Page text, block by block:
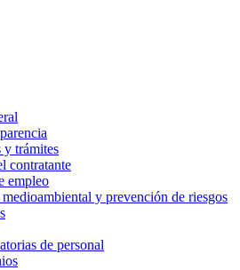
y trámites
contratante
empleo
y prevención de riesgos
de personal